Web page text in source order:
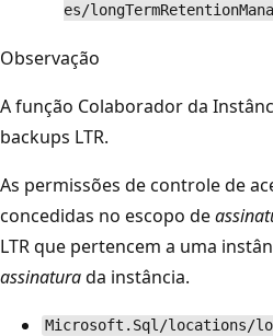
es/
Observação
A função Colaborador da
backups LTR.
As permissões de controle de
concedidas no escopo de
LTR que pertencem a uma
assinaturada instância.
Microsoft.Sql/locations/